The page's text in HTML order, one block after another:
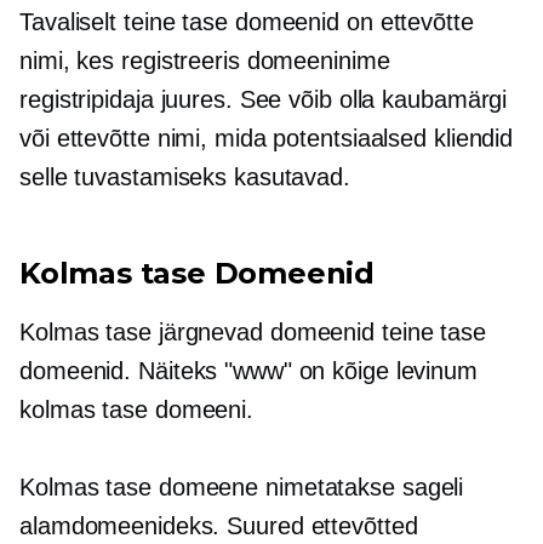
Tavaliselt teine ​​tasedomeenid on ettevõtte
nimi, kes registreeris domeeninime
registripidaja juures. See võib olla kaubamärgi
või ettevõtte nimi, mida potentsiaalsed kliendid
selle tuvastamiseks kasutavad.
Kolmas tase Domeenid
Kolmas tasejärgnevad domeenid teine ​​tase
domeenid. Näiteks "www" on kõige levinum
kolmas tasedomeeni.
Kolmas tasedomeene nimetatakse sageli
alamdomeenideks. Suured ettevõtted